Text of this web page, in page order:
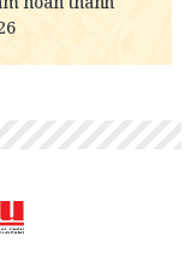
3,413.61